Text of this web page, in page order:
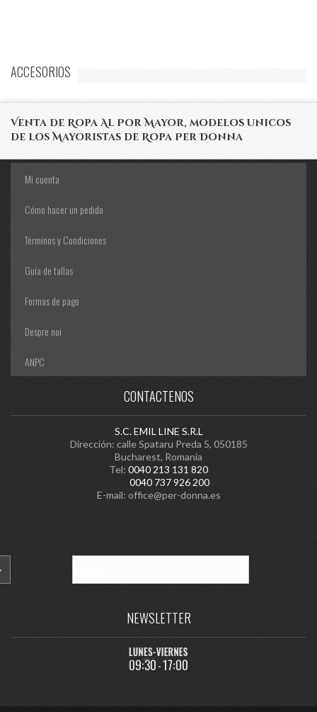
ACCESORIOS
Venta de Ropa Al Por Mayor, modelos unicos
de los Mayoristas de Ropa Per Donna
Mi cuenta
Cómo hacer un pedido
Términos y Condiciones
Guía de tallas
Formas de pago
Despre noi
ANPC
CONTACTENOS
S.C. EMIL LINE S.R.L
Dirección: calle Spataru Preda 5, 050185
Bucharest, Romania
Tel: 0040 213 131 820
0040 737 926 200
E-mail: office@per-donna.es
NEWSLETTER